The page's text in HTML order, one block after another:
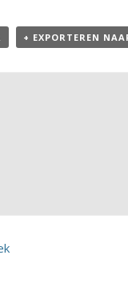
+ EXPORTEREN